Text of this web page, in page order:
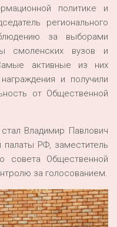
политике и
регионального
за выборами
смоленских вузов и
активные из них
и получили
от Общественной
Владимир Павлович
РФ, заместитель
совета Общественной
за голосованием.